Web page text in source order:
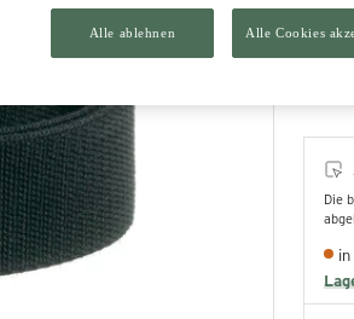
Die
Alle ablehnen Alle Cookies